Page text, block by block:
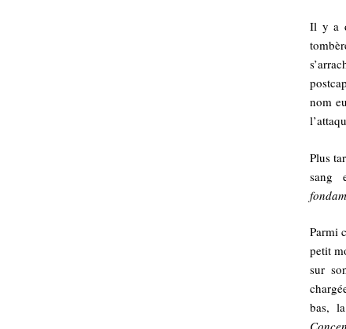
Il y a
nom
Plus
sang
Parmi
petit
sur
bas,